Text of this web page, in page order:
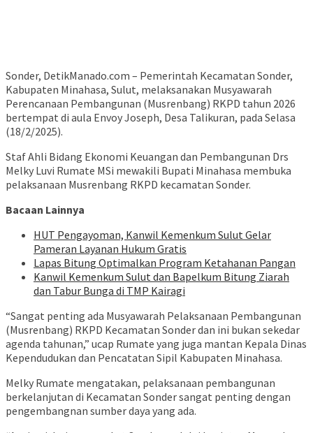
Sonder, DetikManado.com – Pemerintah Kecamatan Sonder,
Kabupaten Minahasa, Sulut, melaksanakan Musyawarah
Perencanaan Pembangunan (Musrenbang) RKPD tahun 2026
bertempat di aula Envoy Joseph, Desa Talikuran, pada Selasa
(18/2/2025).
Staf Ahli Bidang Ekonomi Keuangan dan Pembangunan Drs
Melky Luvi Rumate MSi mewakili Bupati Minahasa membuka
pelaksanaan Musrenbang RKPD kecamatan Sonder.
Bacaan Lainnya
HUT Pengayoman, Kanwil Kemenkum Sulut Gelar
Pameran Layanan Hukum Gratis
Lapas Bitung Optimalkan Program Ketahanan Pangan
‎Kanwil Kemenkum Sulut dan Bapelkum Bitung Ziarah
dan Tabur Bunga di TMP Kairagi
“Sangat penting ada Musyawarah Pelaksanaan Pembangunan
(Musrenbang) RKPD Kecamatan Sonder dan ini bukan sekedar
agenda tahunan,” ucap Rumate yang juga mantan Kepala Dinas
Kependudukan dan Pencatatan Sipil Kabupaten Minahasa.
Melky Rumate mengatakan, pelaksanaan pembangunan
berkelanjutan di Kecamatan Sonder sangat penting dengan
pengembangnan sumber daya yang ada.